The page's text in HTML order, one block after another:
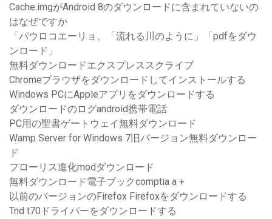
Cache.imgがAndroid 8のダウンロードに含まれていないの
はなぜですか
「パウロコエーリョ、「流れる川のように」「pdfをダウ
ンロード」
無料ダウンロードエクスプレススクライブ
Chromeブラウザをダウンロードしてインストールする
Windows PCにAppleアプリをダウンロードする
ダウンロードのログandroid携帯電話
PC用の聖書ゲートウェイ無料ダウンロード
Wamp Server for Windows 7旧バージョン無料ダウンロー
ド
フローリス進化modダウンロード
無料ダウンロード電子ブックcomptia a +
以前のバージョンのFirefox Firefoxをダウンロードする
Tnd t70ドライバーをダウンロードする